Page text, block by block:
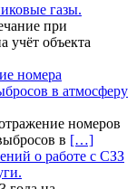
газы.
при
учёт объекта
номера
в атмосферу
номеров
в […]
о работе с СЗЗ